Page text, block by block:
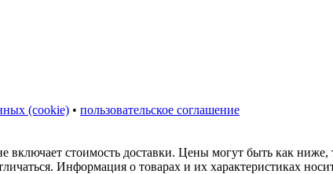
(cookie) • пользовательское соглашение
стоимость доставки. Цены могут быть как
Информация о товарах и их характеристиках